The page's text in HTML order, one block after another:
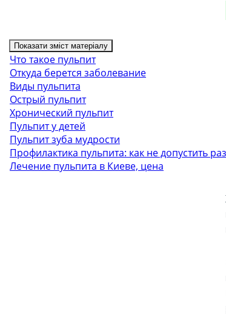
Показати зміст матеріалу
Что такое пульпит
Откуда берется заболевание
Виды пульпита
Острый пульпит
Хронический пульпит
Пульпит у детей
Пульпит зуба мудрости
Профилактика пульпита: как не допустить
Лечение пульпита в Киеве, цена